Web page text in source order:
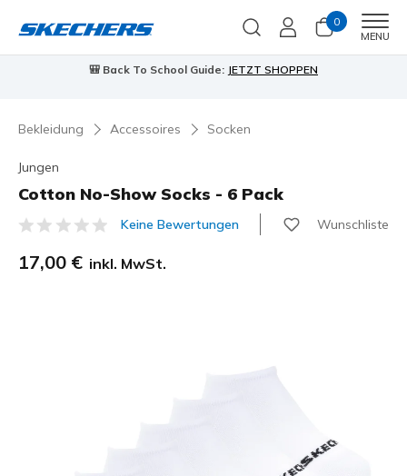
0
MENU
🎒 Back To School Guide: JETZT SHOPPEN
Bekleidung Accessoires Socken
Jungen
Cotton No-Show Socks - 6 Pack
3,5 von 5 Kundenbewertungen
Keine Bewertungen Wunschliste
17,00 € inkl. MwSt.